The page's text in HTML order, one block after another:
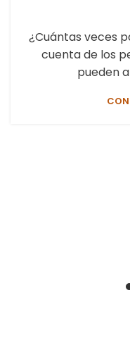
¿Cuántas veces
cuenta de los
pueden